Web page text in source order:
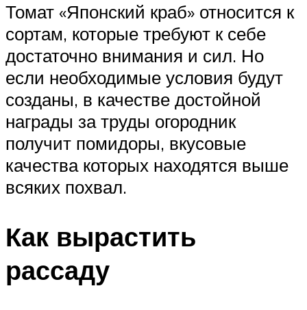
Томат «Японский краб» относится к
сортам, которые требуют к себе
достаточно внимания и сил. Но
если необходимые условия будут
созданы, в качестве достойной
награды за труды огородник
получит помидоры, вкусовые
качества которых находятся выше
всяких похвал.
Как вырастить
рассаду